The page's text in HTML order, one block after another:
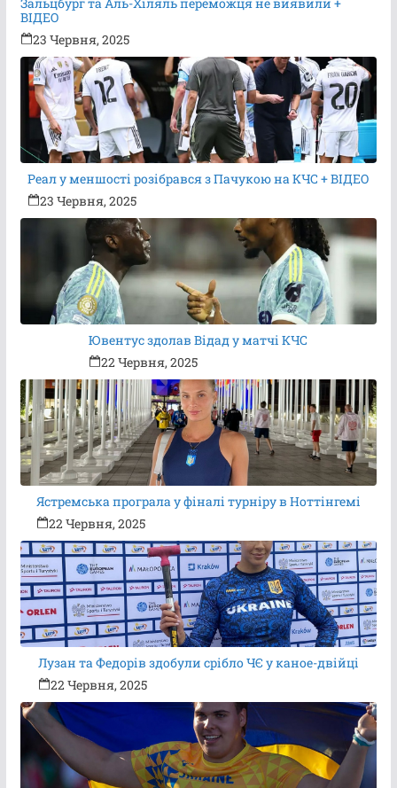
ВІДЕО
23 Червня, 2025
Реал у меншості розібрався з Пачукою на КЧС + ВІДЕО
23 Червня, 2025
Ювентус здолав Відад у матчі КЧС
22 Червня, 2025
Ястремська програла у фіналі турніру в Ноттінгемі
22 Червня, 2025
Лузан та Федорів здобули срібло ЧЄ у каное-двійці
22 Червня, 2025